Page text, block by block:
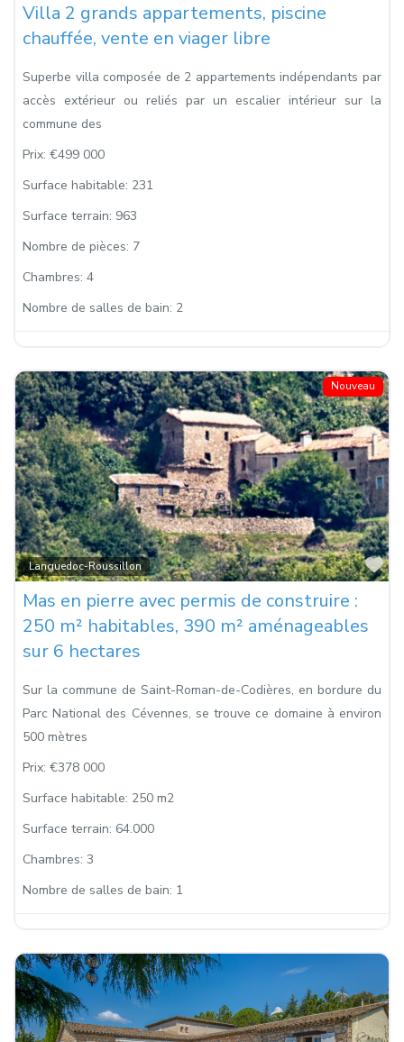
Villa 2 grands appartements, piscine
chauffée, vente en viager libre
Superbe villa composée de 2 appartements indépendants par
accès extérieur ou reliés par un escalier intérieur sur la
commune des
Prix: €499 000
Surface habitable: 231
Surface terrain: 963
Nombre de pièces: 7
Chambres: 4
Nombre de salles de bain: 2
Nouveau
Languedoc-Roussillon
Mas en pierre avec permis de construire :
250 m² habitables, 390 m² aménageables
sur 6 hectares
Sur la commune de Saint-Roman-de-Codières, en bordure du
Parc National des Cévennes, se trouve ce domaine à environ
500 mètres
Prix: €378 000
Surface habitable: 250 m2
Surface terrain: 64.000
Chambres: 3
Nombre de salles de bain: 1